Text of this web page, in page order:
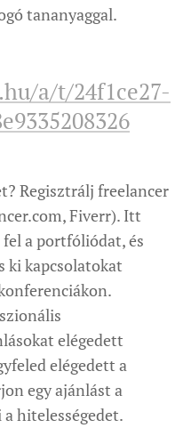
tananyaggal.
a/t/24f1ce27-
Regisztrálj freelancer
Fiverr). Itt
a portfóliódat, és
ki kapcsolatokat
elégedett
elégedett a
egy ajánlást a
hitelességedet.